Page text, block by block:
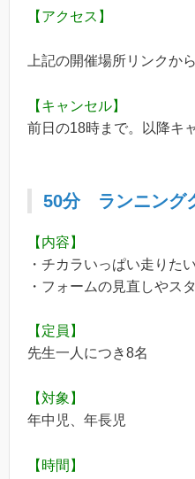
【アクセス】
上記の開催場所リンクか
【キャンセル】
前日の18時まで。以降キ
50分ランニング
【内容】
・チカラいっぱい走りた
・フォームの見直しやス
【定員】
先生一人につき8名
【対象】
年中児、年長児
【時間】